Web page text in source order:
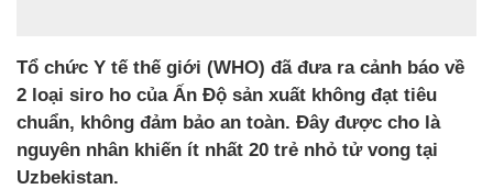
Tổ chức Y tế thế giới (WHO) đã đưa ra cảnh báo về
2 loại siro ho của Ấn Độ sản xuất không đạt tiêu
chuẩn, không đảm bảo an toàn. Đây được cho là
nguyên nhân khiến ít nhất 20 trẻ nhỏ tử vong tại
Uzbekistan.